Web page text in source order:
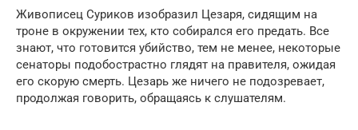
Живописец Суриков изобразил Цезаря, сидящим на
троне в окружении тех, кто собирался его предать. Все
знают, что готовится убийство, тем не менее, некоторые
сенаторы подобострастно глядят на правителя, ожидая
его скорую смерть. Цезарь же ничего не подозревает,
продолжая говорить, обращаясь к слушателям.